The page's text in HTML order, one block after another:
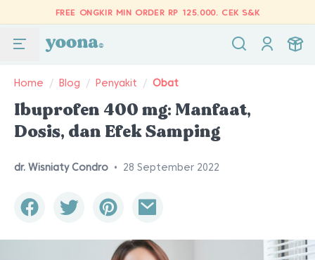
FREE ONGKIR MIN ORDER RP 125.000. CEK S&K
Home / Blog / Penyakit / Obat
Ibuprofen 400 mg: Manfaat,
Dosis, dan Efek Samping
dr. Wisniaty Condro • 28 September 2022